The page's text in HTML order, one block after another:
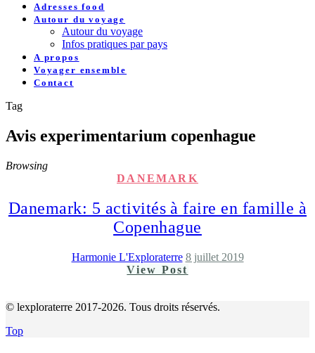
Adresses food
Autour du voyage
Autour du voyage
Infos pratiques par pays
A propos
Voyager ensemble
Contact
Tag
Avis experimentarium copenhague
Browsing
DANEMARK
Danemark: 5 activités à faire en famille à
Copenhague
Harmonie L'Exploraterre 8 juillet 2019
View Post
© lexploraterre 2017-2026. Tous droits réservés.
Top